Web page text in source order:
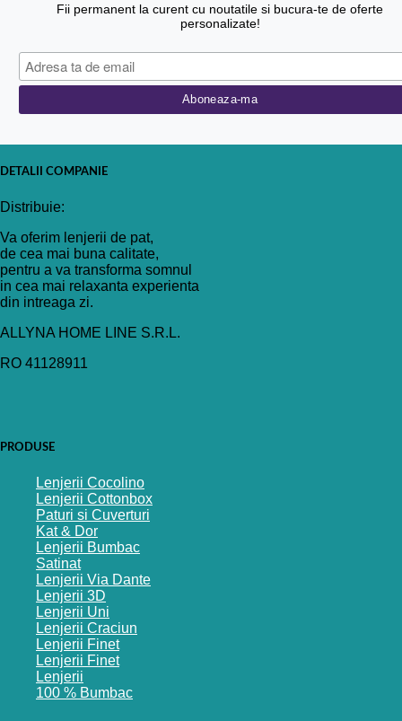
Fii permanent la curent cu noutatile si bucura-te de oferte
personalizate!
DETALII COMPANIE
Distribuie:
Va oferim lenjerii de pat,
de cea mai buna calitate,
pentru a va transforma somnul
in cea mai relaxanta experienta
din intreaga zi.
ALLYNA HOME LINE S.R.L.
RO 41128911
PRODUSE
Lenjerii Cocolino
Lenjerii Cottonbox
Paturi si Cuverturi
Kat & Dor
Lenjerii Bumbac
Satinat
Lenjerii Via Dante
Lenjerii 3D
Lenjerii Uni
Lenjerii Craciun
Lenjerii Finet
Lenjerii Finet
Lenjerii
100 % Bumbac